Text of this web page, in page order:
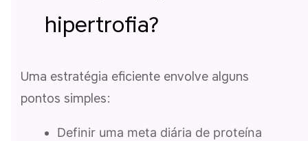
hipertrofia?
Uma estratégia eficiente envolve alguns
pontos simples:
Definir uma meta diária de proteína